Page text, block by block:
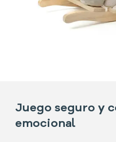
Juego seguro y
emocional